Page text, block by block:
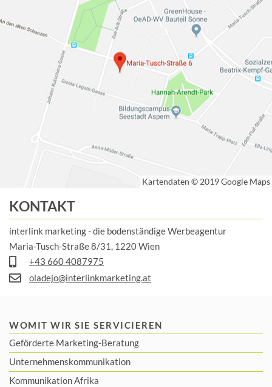
KONTAKT
interlink marketing - die bodenständige Werbeagentur
Maria-Tusch-Straße 8/31, 1220 Wien
+43 660 4087975
oladejo@interlinkmarketing.at
WOMIT WIR SIE SERVICIEREN
Geförderte Marketing-Beratung
Unternehmenskommunikation
Kommunikation Afrika